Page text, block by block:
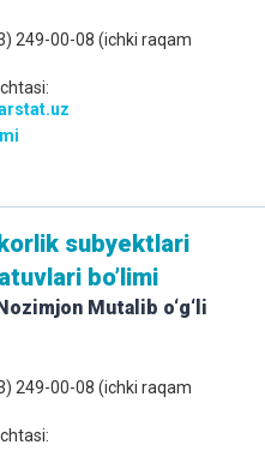
249-00-08 (ichki raqam
subyektlari
boʼlimi
Mutalib o‘g‘li
249-00-08 (ichki raqam